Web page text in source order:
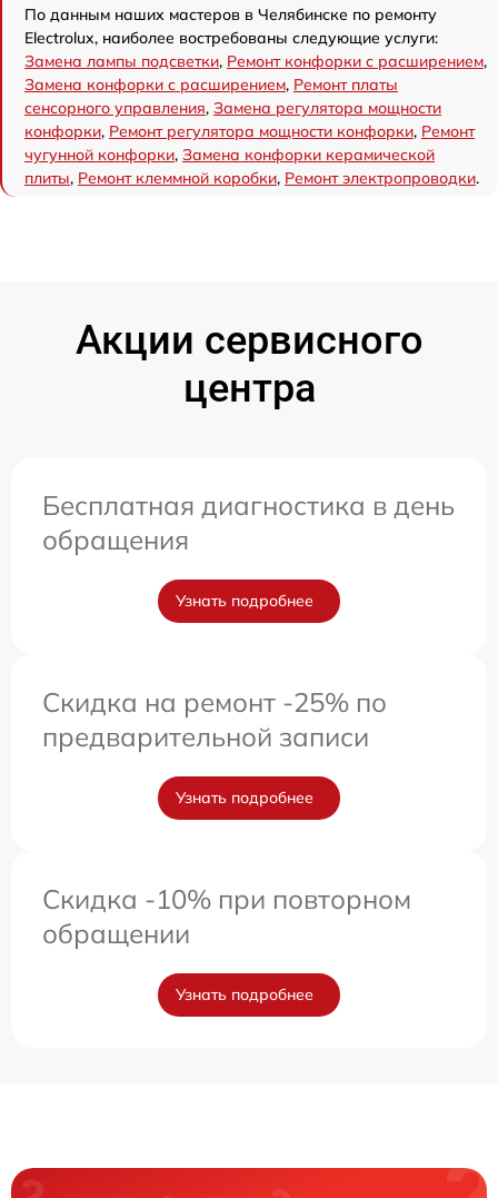
По данным наших мастеров в Челябинске по ремонту
Electrolux, наиболее востребованы следующие услуги:
Замена лампы подсветки, Ремонт конфорки с расширением,
Замена конфорки с расширением, Ремонт платы
сенсорного управления, Замена регулятора мощности
конфорки, Ремонт регулятора мощности конфорки, Ремонт
чугунной конфорки, Замена конфорки керамической
плиты, Ремонт клеммной коробки, Ремонт электропроводки.
Акции сервисного
центра
Бесплатная диагностика в день
обращения
Узнать подробнее
Скидка на ремонт -25% по
предварительной записи
Узнать подробнее
Скидка -10% при повторном
обращении
Узнать подробнее